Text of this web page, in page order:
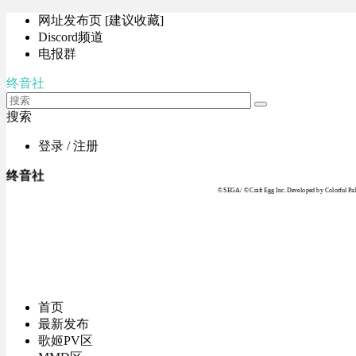
网址发布页 [建议收藏]
Discord频道
电报群
终音社
搜索
登录 / 注册
终音社
© SEGA / © Craft Egg Inc. Developed by Colorful
首页
最新发布
歌姬PV区